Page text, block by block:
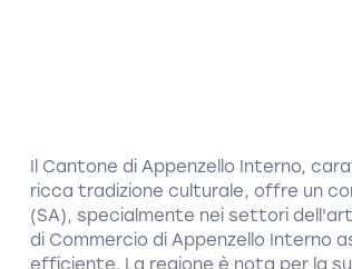
Il Cantone di Appenzello Interno,
ricca tradizione culturale, offre un
(SA), specialmente nei settori
di Commercio di Appenzello Interno
efficiente. La regione è nota per la